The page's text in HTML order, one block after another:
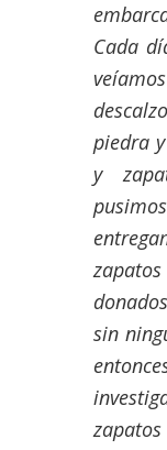
Cada
piedra
y
sin